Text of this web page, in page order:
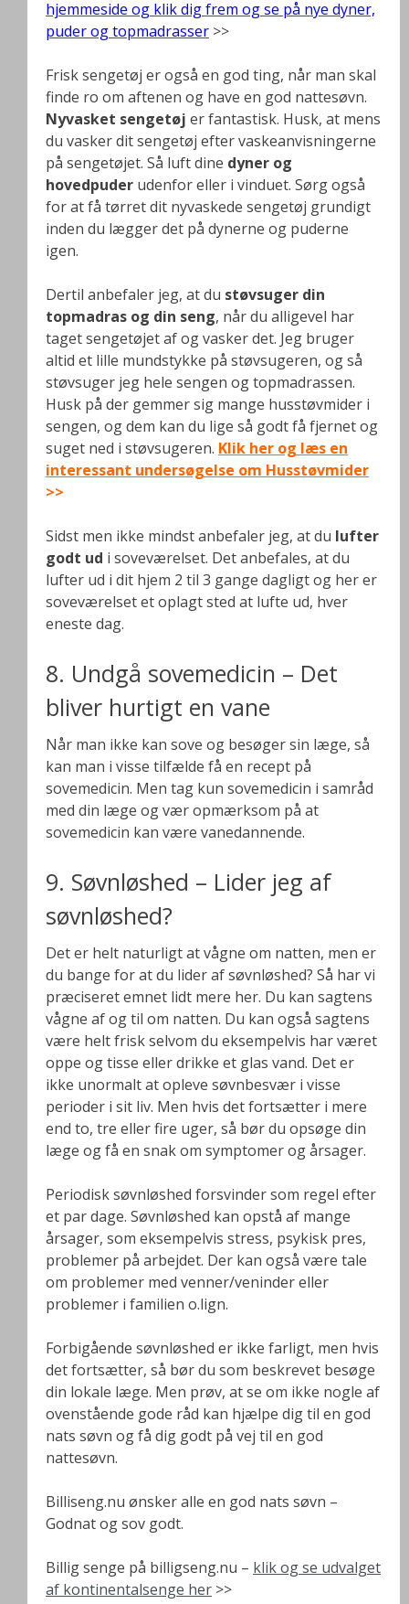
hjemmeside og klik dig frem og se på nye dyner,
puder og topmadrasser >>
Frisk sengetøj er også en god ting, når man skal
finde ro om aftenen og have en god nattesøvn.
Nyvasket sengetøj er fantastisk. Husk, at mens
du vasker dit sengetøj efter vaskeanvisningerne
på sengetøjet. Så luft dine dyner og
hovedpuder udenfor eller i vinduet. Sørg også
for at få tørret dit nyvaskede sengetøj grundigt
inden du lægger det på dynerne og puderne
igen.
Dertil anbefaler jeg, at du støvsuger din
topmadras og din seng, når du alligevel har
taget sengetøjet af og vasker det. Jeg bruger
altid et lille mundstykke på støvsugeren, og så
støvsuger jeg hele sengen og topmadrassen.
Husk på der gemmer sig mange husstøvmider i
sengen, og dem kan du lige så godt få fjernet og
suget ned i støvsugeren. Klik her og læs en
interessant undersøgelse om Husstøvmider
>>
Sidst men ikke mindst anbefaler jeg, at du lufter
godt ud i soveværelset. Det anbefales, at du
lufter ud i dit hjem 2 til 3 gange dagligt og her er
soveværelset et oplagt sted at lufte ud, hver
eneste dag.
8. Undgå sovemedicin – Det
bliver hurtigt en vane
Når man ikke kan sove og besøger sin læge, så
kan man i visse tilfælde få en recept på
sovemedicin. Men tag kun sovemedicin i samråd
med din læge og vær opmærksom på at
sovemedicin kan være vanedannende.
9. Søvnløshed – Lider jeg af
søvnløshed?
Det er helt naturligt at vågne om natten, men er
du bange for at du lider af søvnløshed? Så har vi
præciseret emnet lidt mere her. Du kan sagtens
vågne af og til om natten. Du kan også sagtens
være helt frisk selvom du eksempelvis har været
oppe og tisse eller drikke et glas vand. Det er
ikke unormalt at opleve søvnbesvær i visse
perioder i sit liv. Men hvis det fortsætter i mere
end to, tre eller fire uger, så bør du opsøge din
læge og få en snak om symptomer og årsager.
Periodisk søvnløshed forsvinder som regel efter
et par dage. Søvnløshed kan opstå af mange
årsager, som eksempelvis stress, psykisk pres,
problemer på arbejdet. Der kan også være tale
om problemer med venner/veninder eller
problemer i familien o.lign.
Forbigående søvnløshed er ikke farligt, men hvis
det fortsætter, så bør du som beskrevet besøge
din lokale læge. Men prøv, at se om ikke nogle af
ovenstående gode råd kan hjælpe dig til en god
nats søvn og få dig godt på vej til en god
nattesøvn.
Billiseng.nu ønsker alle en god nats søvn –
Godnat og sov godt.
Billig senge på billigseng.nu – klik og se udvalget
af kontinentalsenge her >>